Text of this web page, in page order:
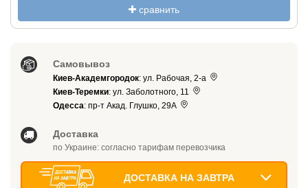
сравнить
Самовывоз
Киев-Академгородок: ул. Рабочая, 2-а
Киев-Теремки: ул. Заболотного, 11
Одесса: пр-т Акад. Глушко, 29А
Доставка
по Украине: согласно тарифам перевозчика
ДОСТАВКА НА ЗАВТРА